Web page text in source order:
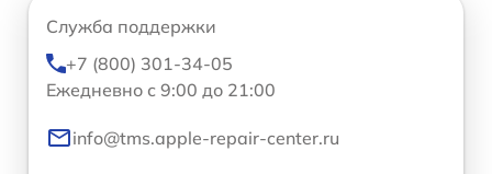
Служба поддержки
+7 (800) 301-34-05
Ежедневно с 9:00 до 21:00
info@tms.apple-repair-center.ru